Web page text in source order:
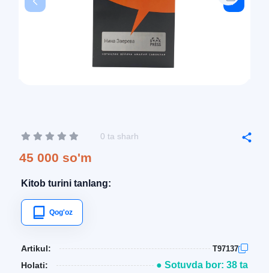
0 ta sharh
45 000 so'm
Kitob turini tanlang:
Qog'oz
Artikul: T97137
Holati: ● Sotuvda bor: 38 ta